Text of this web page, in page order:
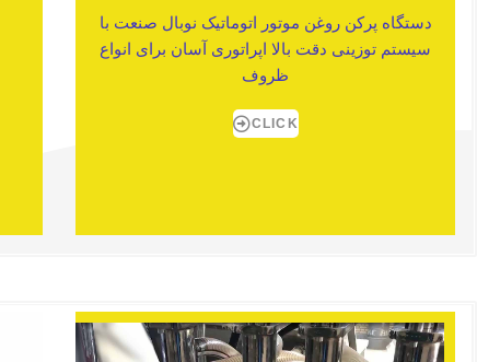
دستگاه پرکن روغن موتور اتوماتیک نوبال صنعت با
سیستم توزینی دقت بالا اپراتوری آسان برای انواع
ظروف
CLICK